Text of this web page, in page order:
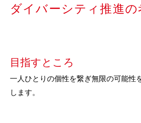
ダイバーシティ推進の
目指すところ
一人ひとりの個性を繋ぎ無限の可能性
します。